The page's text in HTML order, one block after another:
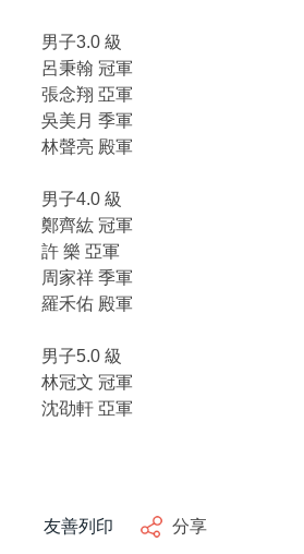
男子3.0 級
呂秉翰 冠軍
張念翔 亞軍
吳美月 季軍
林聲亮 殿軍
男子4.0 級
鄭齊紘 冠軍
許 樂 亞軍
周家祥 季軍
羅禾佑 殿軍
男子5.0 級
林冠文 冠軍
沈劭軒 亞軍
友善列印 分享